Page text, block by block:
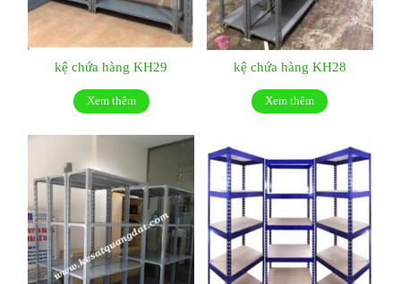
kệ chứa hàng KH29
Xem thêm
kệ chứa hàng KH28
Xem thêm